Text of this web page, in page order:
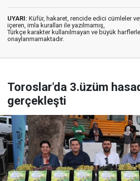
UYARI: Küfür, hakaret, rencide edici cümleler
içeren, imla kuralları ile yazılmamış,
Türkçe karakter kullanılmayan ve büyük
onaylanmamaktadır.
Toroslar'da 3.üzüm
gerçekleşti